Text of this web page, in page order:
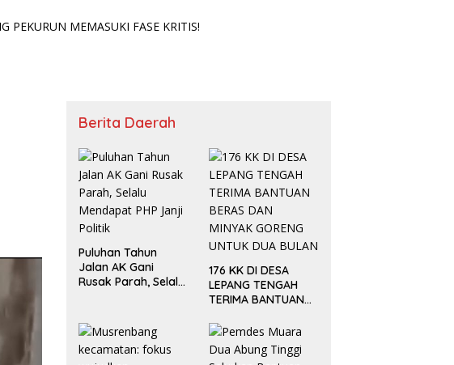
PEKURUN MEMASUKI FASE KRITIS!
Berita Daerah
Puluhan Tahun
Jalan AK Gani
Rusak Parah, Selalu
176 KK DI DESA
LEPANG TENGAH
TERIMA BANTUAN
GORENG UNTUK
DUA BULAN